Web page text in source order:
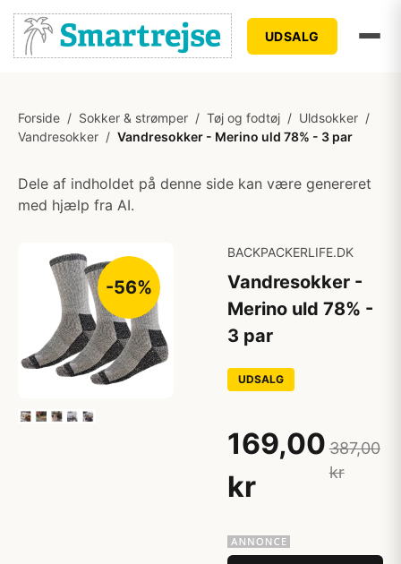
UDSALG
Forside / Sokker & strømper / Tøj og fodtøj / Uldsokker /
Vandresokker / Vandresokker - Merino uld 78% - 3 par
Dele af indholdet på denne side kan være genereret
med hjælp fra AI.
-56%
BACKPACKERLIFE.DK
Vandresokker -
Merino uld 78% -
3 par
UDSALG
169,00
kr
387,00
kr